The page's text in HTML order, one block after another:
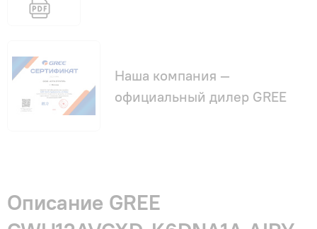
Наша компания —
официальный дилер GREE
Описание GREE